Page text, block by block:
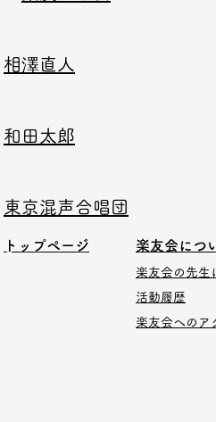
相澤直人
和田太郎
東京混声合唱団
​トップページ 楽友会につ
楽友会の先生
活動履歴
楽友会へのア